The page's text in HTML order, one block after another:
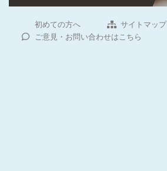
初めての方へ
サイトマップ
ご意見・お問い合わせはこちら